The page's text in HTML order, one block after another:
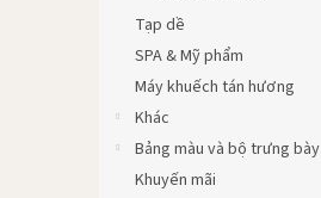
Tạp dề
SPA & Mỹ phẩm
Máy khuếch tán hương
Khác
Bảng màu và bộ trưng bày
Khuyến mãi